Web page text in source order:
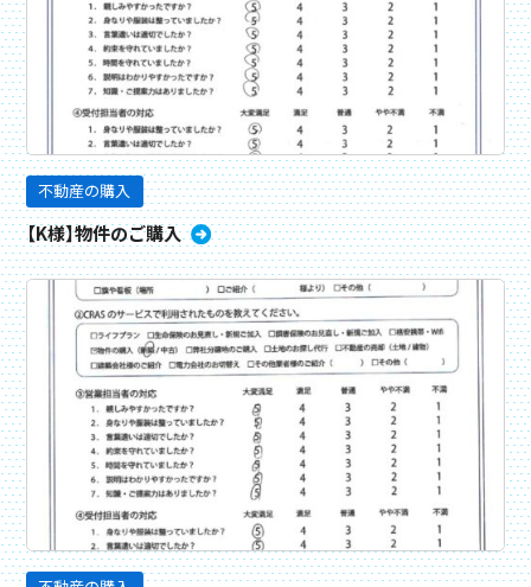
不動産の購入
【K様】物件のご購入